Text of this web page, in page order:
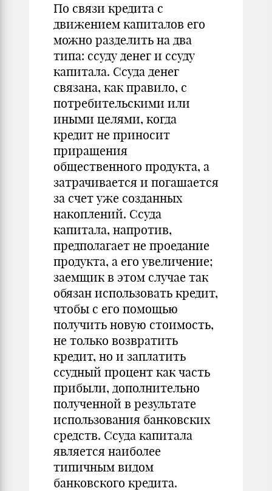
По связи кредита с
движением капиталов его
можно разделить на два
типа: ссуду денег и ссуду
капитала. Ссуда денег
связана, как правило, с
потребительскими или
иными целями, когда
кредит не приносит
приращения
общественного продукта, а
затрачивается и погашается
за счет уже созданных
накоплений. Ссуда
капитала, напротив,
предполагает не проедание
продукта, а его увеличение;
заемщик в этом случае так
обязан использовать кредит,
чтобы с его помощью
получить новую стоимость,
не только возвратить
кредит, но и заплатить
ссудный процент как часть
прибыли, дополнительно
полученной в результате
использования банковских
средств. Ссуда капитала
является наиболее
типичным видом
банковского кредита.